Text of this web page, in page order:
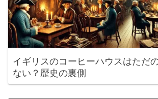
イギリスのコーヒーハウスはただ
ない？歴史の裏側